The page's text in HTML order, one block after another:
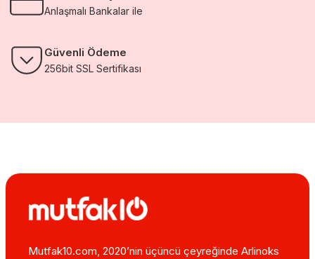
Anlaşmalı Bankalar ile
Güvenli Ödeme
256bit SSL Sertifikası
Mutfak10.com, 2020’nin üçüncü çeyreğinde Arlinoks